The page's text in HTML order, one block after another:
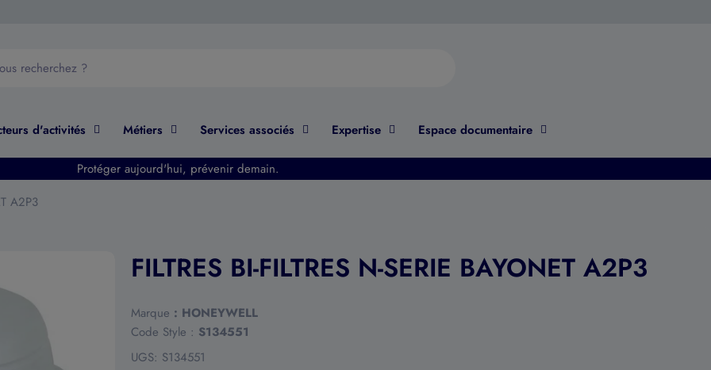
d'activités Métiers Services associés Expertise Espace documentaire
Protéger aujourd'hui, prévenir demain.
A2P3
FILTRES BI-FILTRES N-SERIE BAYONET A2P3
Marque : HONEYWELL
Code Style : S134551
UGS: S134551